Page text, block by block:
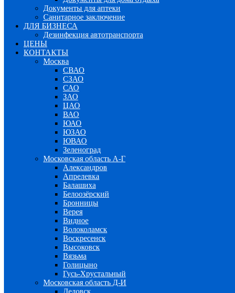
Документы для аптеки
Санитарное заключение
ДЛЯ БИЗНЕСА
Дезинфекция автотранспорта
ЦЕНЫ
КОНТАКТЫ
Москва
СВАО
СЗАО
САО
ЗАО
ЦАО
ВАО
ЮАО
ЮЗАО
ЮВАО
Зеленоград
Московская область А-Г
Александров
Апрелевка
Балашиха
Белоозёрский
Бронницы
Верея
Видное
Волоколамск
Воскресенск
Высоковск
Вязьма
Голицыно
Гусь-Хрустальный
Московская область Д-И
Дедовск